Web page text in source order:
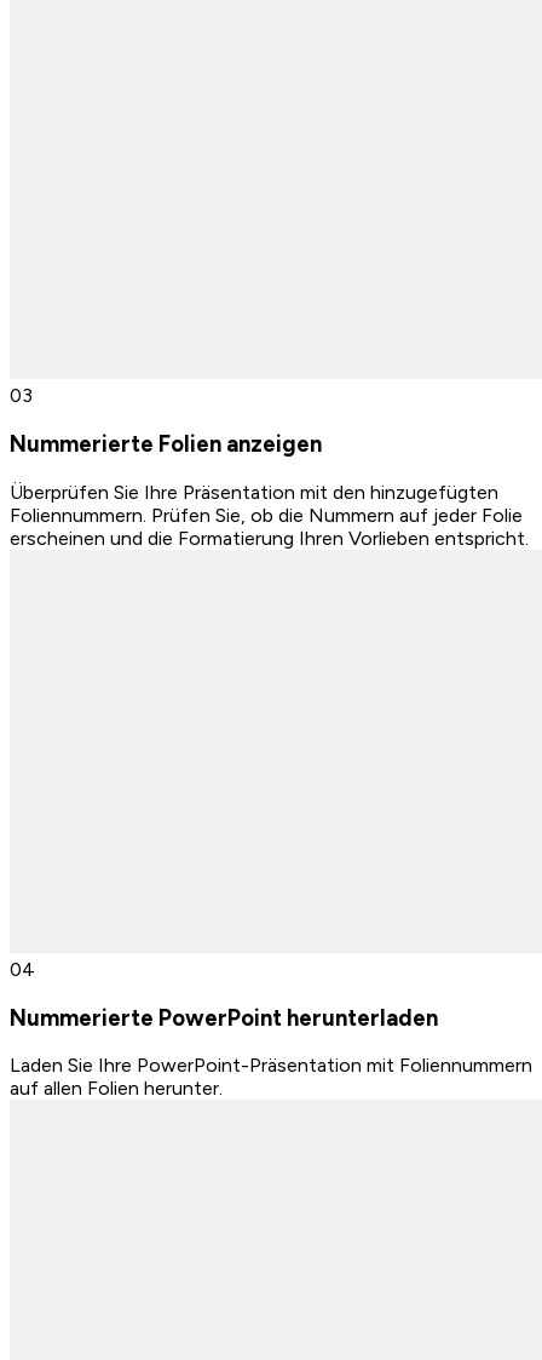
03
Nummerierte Folien anzeigen
Überprüfen Sie Ihre Präsentation mit den hinzugefügten
Foliennummern. Prüfen Sie, ob die Nummern auf jeder Folie
erscheinen und die Formatierung Ihren Vorlieben entspricht.
04
Nummerierte PowerPoint herunterladen
Laden Sie Ihre PowerPoint-Präsentation mit Foliennummern
auf allen Folien herunter.